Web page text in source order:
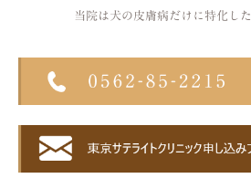
当院は犬の皮膚病だけに特化した